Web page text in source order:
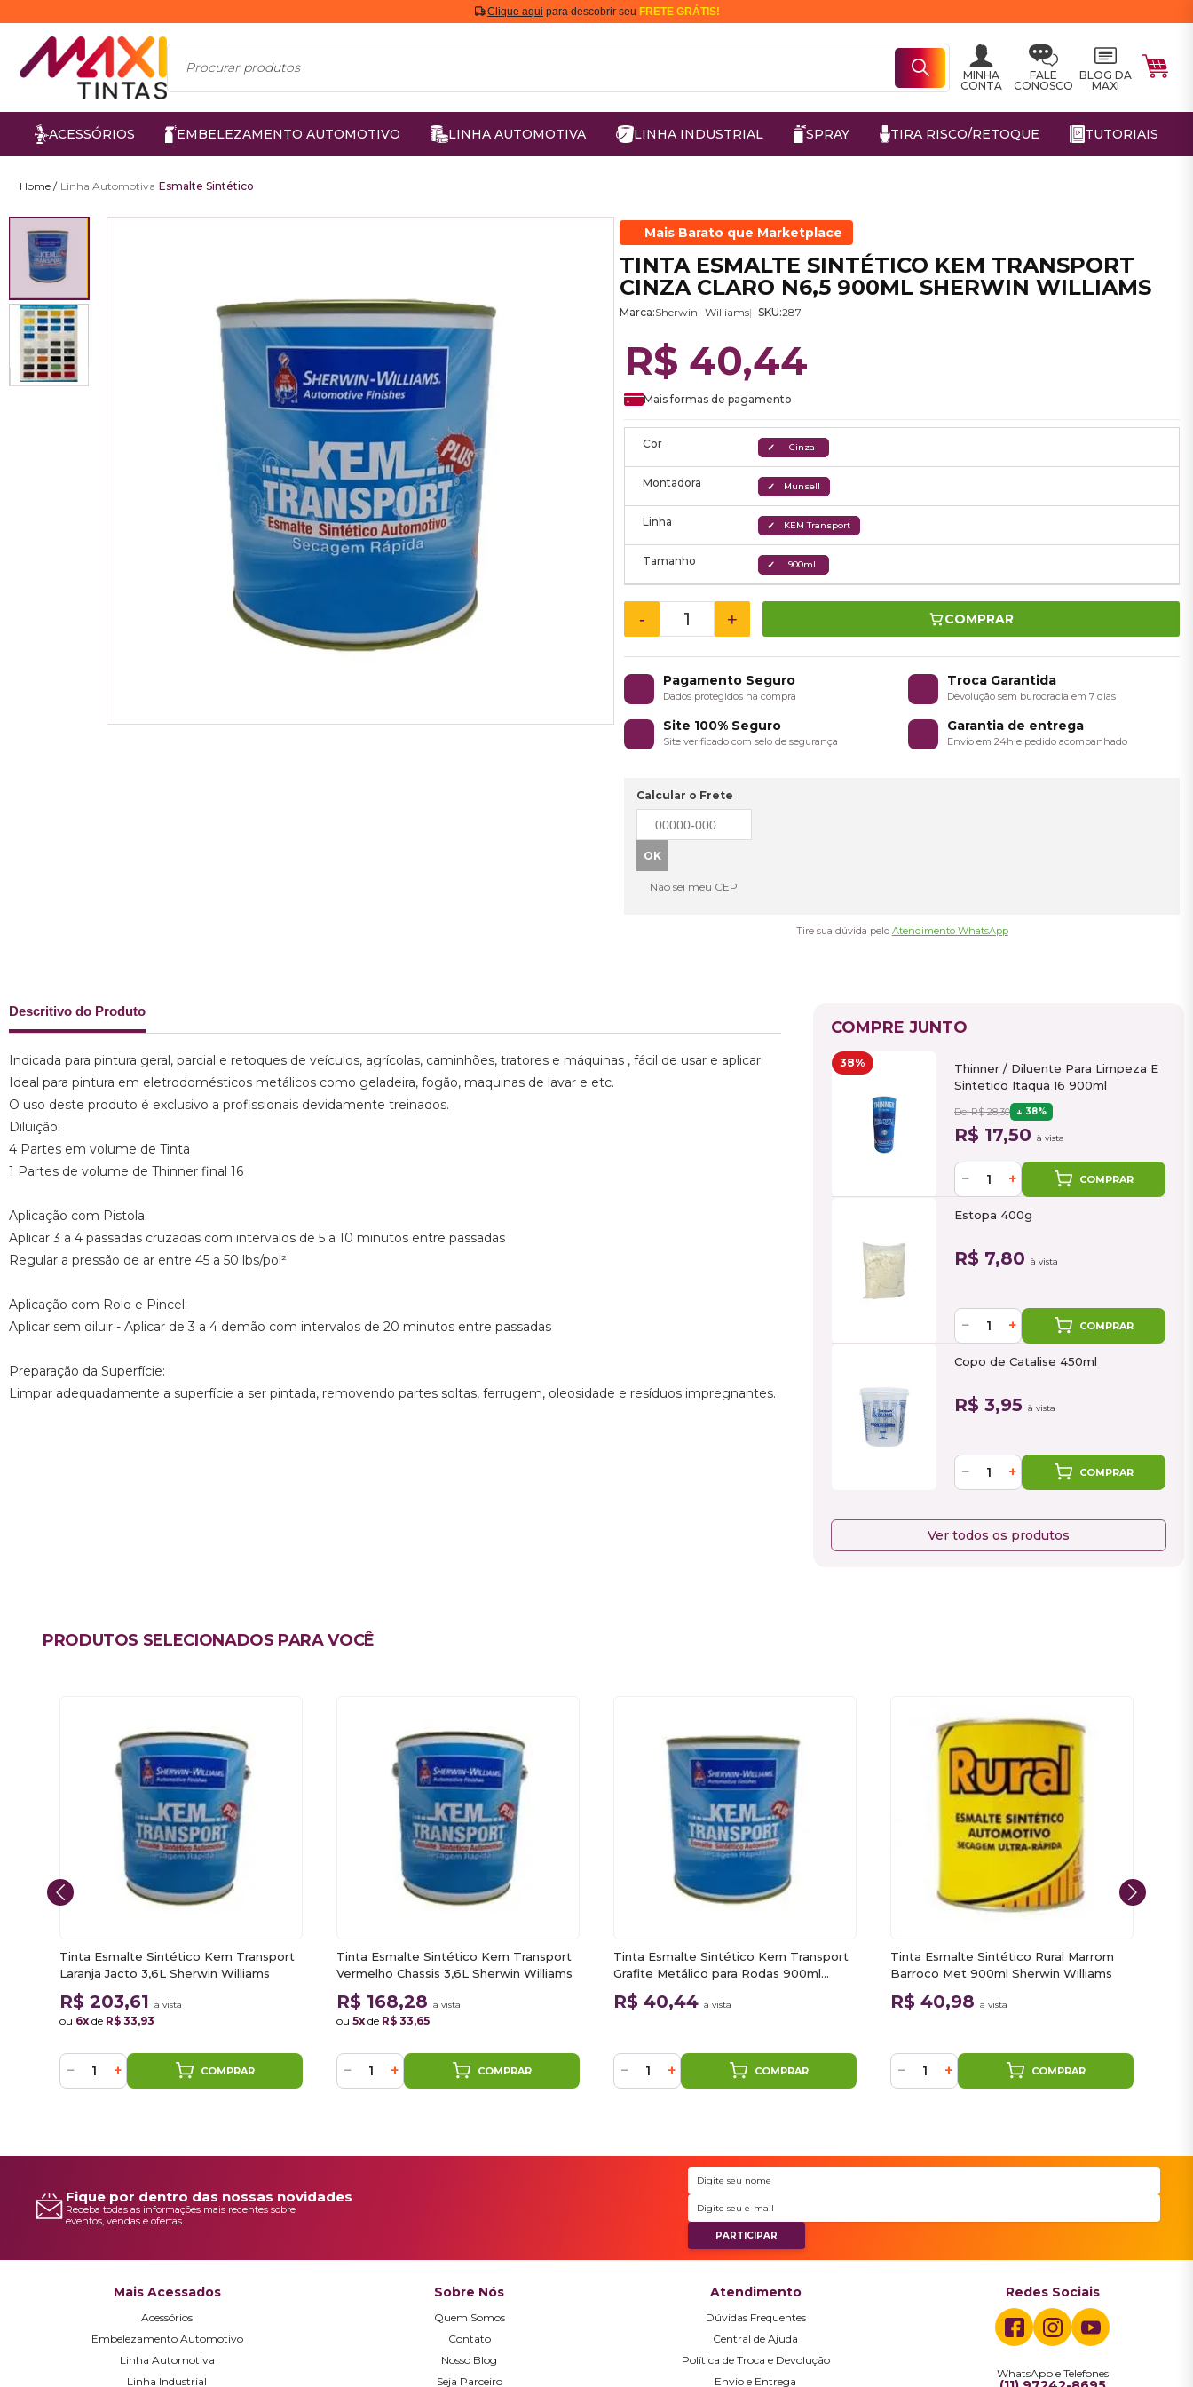
Clique aqui para descobrir seu FRETE GRÁTIS!
MINHA
CONTA
FALE
CONOSCO
BLOG DA
MAXI
ACESSÓRIOS EMBELEZAMENTO AUTOMOTIVO LINHA AUTOMOTIVA LINHA INDUSTRIAL SPRAY TIRA RISCO/RETOQUE TUTORIAIS
Linha Automotiva Esmalte Sintético
Mais Barato que Marketplace
TINTA ESMALTE SINTÉTICO KEM TRANSPORT
CINZA CLARO N6,5 900ML SHERWIN WILLIAMS
Marca:Sherwin- Wiliiams SKU:287
R$ 40,44
Mais formas de pagamento
Cor Cinza
Montadora Munsell
Linha KEM Transport
Tamanho 900ml
- + COMPRAR
Pagamento Seguro
Dados protegidos na compra
Troca Garantida
Devolução sem burocracia em 7 dias
Site 100% Seguro
Site verificado com selo de segurança
Garantia de entrega
Envio em 24h e pedido acompanhado
Calcular o Frete
Não sei meu CEP
Tire sua dúvida pelo Atendimento WhatsApp
Descritivo do Produto
Indicada para pintura geral, parcial e retoques de veículos, agrícolas, caminhões, tratores e máquinas , fácil de usar e aplicar.
Ideal para pintura em eletrodomésticos metálicos como geladeira, fogão, maquinas de lavar e etc.
O uso deste produto é exclusivo a profissionais devidamente treinados.
Diluição:
4 Partes em volume de Tinta
1 Partes de volume de Thinner final 16
Aplicação com Pistola:
Aplicar 3 a 4 passadas cruzadas com intervalos de 5 a 10 minutos entre passadas
Regular a pressão de ar entre 45 a 50 lbs/pol²
Aplicação com Rolo e Pincel:
Aplicar sem diluir - Aplicar de 3 a 4 demão com intervalos de 20 minutos entre passadas
Preparação da Superfície:
Limpar adequadamente a superfície a ser pintada, removendo partes soltas, ferrugem, oleosidade e resíduos impregnantes.
COMPRE JUNTO
38%
Thinner / Diluente Para Limpeza E
Sintetico Itaqua 16 900ml
De: R$ 28,30 38%
R$ 17,50 à vista
− + COMPRAR
Estopa 400g
R$ 7,80 à vista
− + COMPRAR
Copo de Catalise 450ml
R$ 3,95 à vista
− + COMPRAR
Ver todos os produtos
PRODUTOS SELECIONADOS PARA VOCÊ
Tinta Esmalte Sintético Kem Transport
Laranja Jacto 3,6L Sherwin Williams
R$ 203,61 à vista
ou 6x de R$ 33,93
− + COMPRAR
Tinta Esmalte Sintético Kem Transport
Vermelho Chassis 3,6L Sherwin Williams
R$ 168,28 à vista
ou 5x de R$ 33,65
− + COMPRAR
Tinta Esmalte Sintético Kem Transport
Grafite Metálico para Rodas 900ml
Sherwin Williams
R$ 40,44 à vista
− + COMPRAR
Tinta Esmalte Sintético Rural Marrom
Barroco Met 900ml Sherwin Williams
R$ 40,98 à vista
− + COMPRAR
Fique por dentro das nossas novidades
Receba todas as informações mais recentes sobre
eventos, vendas e ofertas.
Mais Acessados
Acessórios
Embelezamento Automotivo
Linha Automotiva
Linha Industrial
Sobre Nós
Quem Somos
Contato
Nosso Blog
Seja Parceiro
Atendimento
Dúvidas Frequentes
Central de Ajuda
Política de Troca e Devolução
Envio e Entrega
Redes Sociais
WhatsApp e Telefones